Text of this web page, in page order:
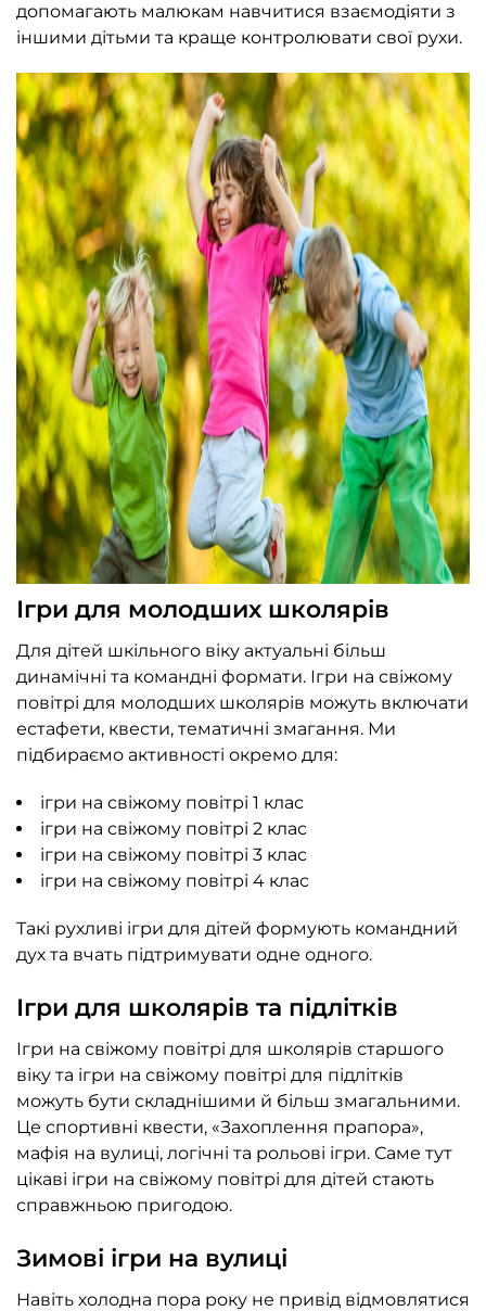
допомагають малюкам навчитися взаємодіяти з
іншими дітьми та краще контролювати свої рухи.
Ігри для молодших школярів
Для дітей шкільного віку актуальні більш
динамічні та командні формати. Ігри на свіжому
повітрі для молодших школярів можуть включати
естафети, квести, тематичні змагання. Ми
підбираємо активності окремо для:
ігри на свіжому повітрі 1 клас
ігри на свіжому повітрі 2 клас
ігри на свіжому повітрі 3 клас
ігри на свіжому повітрі 4 клас
Такі рухливі ігри для дітей формують командний
дух та вчать підтримувати одне одного.
Ігри для школярів та підлітків
Ігри на свіжому повітрі для школярів старшого
віку та ігри на свіжому повітрі для підлітків
можуть бути складнішими й більш змагальними.
Це спортивні квести, «Захоплення прапора»,
мафія на вулиці, логічні та рольові ігри. Саме тут
цікаві ігри на свіжому повітрі для дітей стають
справжньою пригодою.
Зимові ігри на вулиці
Навіть холодна пора року не привід відмовлятися